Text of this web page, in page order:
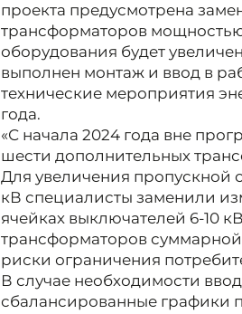
проекта предусмотрена
трансформаторов
оборудования будет
выполнен монтаж и ввод в
технические мероприятия
года.
«С начала 2024 года вне
шести дополнительных
Для увеличения пропускной
кВ специалисты заменили
ячейках выключателей 6-10
трансформаторов
риски ограничения
В случае необходимости
сбалансированные графики